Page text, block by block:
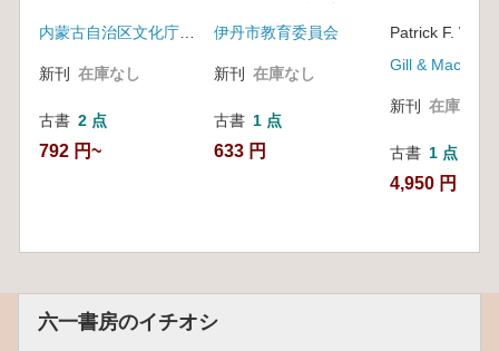
新刊 在庫なし
古書 2 点
792 円~
伊丹市教育委員会
新刊 在庫なし
古書 1 点
633 円
Antiquities
新刊 在庫なし
古書 1 点
4,950 円
六一書房のイチオシ